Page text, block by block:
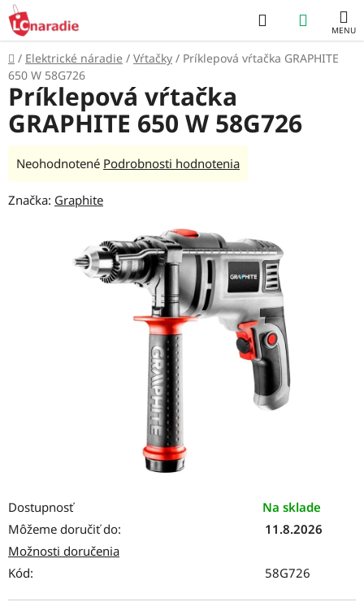
Prejsť
na
obsah
Hľadať
KOŠÍK
Domov
/ Elektrické náradie / Vŕtačky / Príklepová vŕtačka GRAPHITE
650 W 58G726
Dostupnosť
Na sklade
Môžeme doručiť do:
11.8.2026
Možnosti doručenia
Kód:
58G726
Príklepová vŕtačka
GRAPHITE 650 W 58G726
Priemerné
produktu
Neohodnotené Podrobnosti hodnotenia
Značka: Graphite